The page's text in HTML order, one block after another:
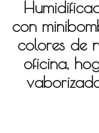
con
colores de
oficina,